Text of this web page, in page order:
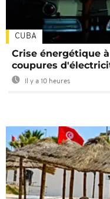
CUBA
Crise énergétique
coupures
Il y a 10 heures